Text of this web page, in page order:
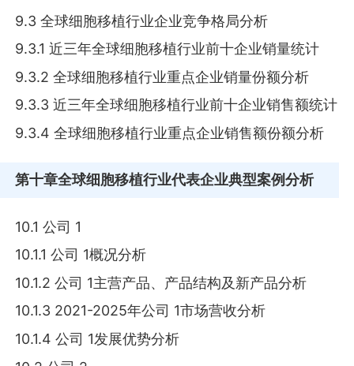
9.3 全球细胞移植行业企业竞争格局分析
9.3.1 近三年全球细胞移植行业前十企业销量统计
9.3.2 全球细胞移植行业重点企业销量份额分析
9.3.3 近三年全球细胞移植行业前十企业销售额统计
9.3.4 全球细胞移植行业重点企业销售额份额分析
第十章全球细胞移植行业代表企业典型案例分析
10.1 公司 1
10.1.1 公司 1概况分析
10.1.2 公司 1主营产品、产品结构及新产品分析
10.1.3 2021-2025年公司 1市场营收分析
10.1.4 公司 1发展优势分析